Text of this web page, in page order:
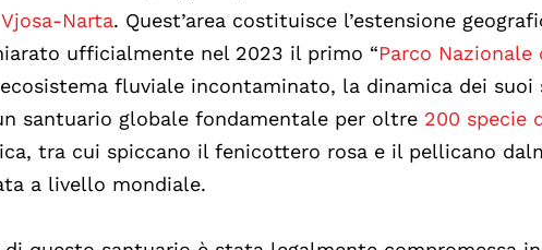
Narta. Quest’area costituisce l’estensione
ufficialmente nel 2023 il primo “Parco Nazionale
ecosistema fluviale incontaminato, la dinamica dei
santuario globale fondamentale per oltre 200 specie
tra cui spiccano il fenicottero rosa e il pellicano
a livello mondiale.